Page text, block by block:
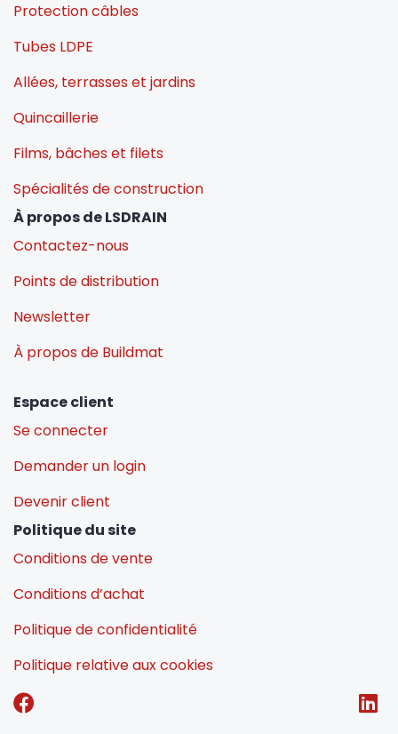
Protection câbles
Tubes LDPE
Allées, terrasses et jardins
Quincaillerie
Films, bâches et filets
Spécialités de construction
À propos de LSDRAIN
Contactez-nous
Points de distribution
Newsletter
À propos de Buildmat
Espace client
Se connecter
Demander un login
Devenir client
Politique du site
Conditions de vente
Conditions d’achat
Politique de confidentialité
Politique relative aux cookies